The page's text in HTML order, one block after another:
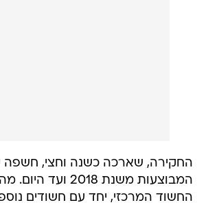
החקירה, שארכה כשנה וחצי, חשפה
המבוצעות משנת 2018
החשוד המרכזי, יחד עם חשודים